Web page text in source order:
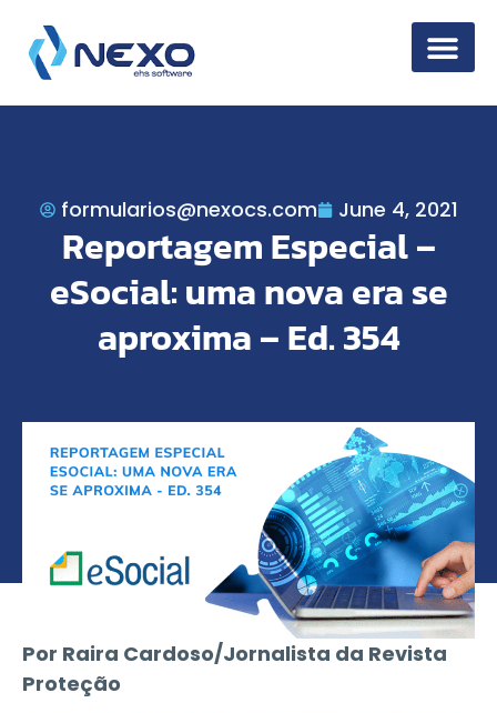
formularios@nexocs.com June 4, 2021
Reportagem Especial –
eSocial: uma nova era se
aproxima – Ed. 354
Por Raira Cardoso/Jornalista da Revista
Proteção